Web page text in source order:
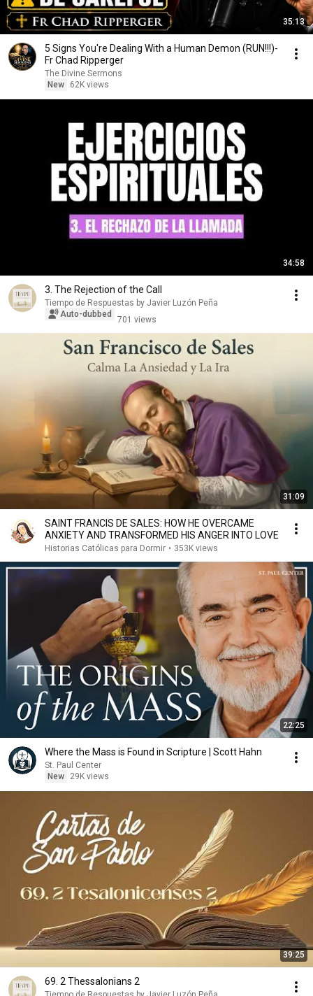
35:13
5 Signs You're Dealing With a Human Demon (RUN!!!)-
Fr Chad Ripperger
The Divine Sermons
New
62K views
34:58
3. The Rejection of the Call
Tiempo de Respuestas by Javier Luzón Peña
Auto-dubbed
701 views
31:09
SAINT FRANCIS DE SALES: HOW HE OVERCAME
ANXIETY AND TRANSFORMED HIS ANGER INTO LOVE
Historias Católicas para Dormir • 353K views
22:25
Where the Mass is Found in Scripture | Scott Hahn
St. Paul Center
New
29K views
39:25
69. 2 Thessalonians 2